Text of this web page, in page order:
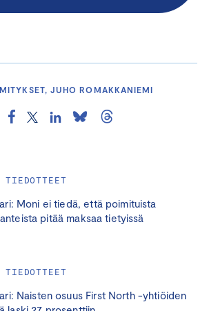
Moni ei tiedä, että poimituista
pitää maksaa tietyissä
Naisten osuus First North -yhtiöiden
JUHO ROMAKKANIEMI